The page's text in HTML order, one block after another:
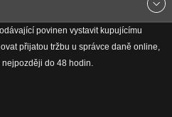
povinen vystavit kupujícímu
přijatou tržbu u správce daně online,
do 48 hodin.